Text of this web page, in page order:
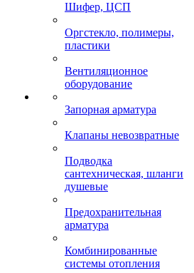
Шифер, ЦСП
Оргстекло, полимеры,
пластики
Вентиляционное
оборудование
Запорная арматура
Клапаны невозвратные
Подводка
сантехническая, шланги
душевые
Предохранительная
арматура
Комбинированные
системы отопления